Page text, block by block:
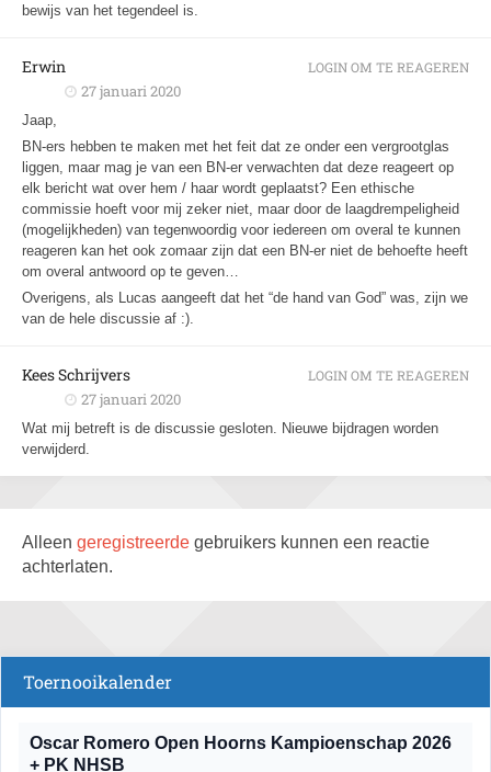
bewijs van het tegendeel is.
Erwin
27 januari 2020
Jaap,
BN-ers hebben te maken met het feit dat ze onder een vergrootglas
liggen, maar mag je van een BN-er verwachten dat deze reageert op
elk bericht wat over hem / haar wordt geplaatst? Een ethische
commissie hoeft voor mij zeker niet, maar door de laagdrempeligheid
(mogelijkheden) van tegenwoordig voor iedereen om overal te kunnen
reageren kan het ook zomaar zijn dat een BN-er niet de behoefte heeft
om overal antwoord op te geven…
Overigens, als Lucas aangeeft dat het “de hand van God” was, zijn we
van de hele discussie af :).
LOGIN OM TE REAGEREN
Kees Schrijvers
27 januari 2020
Wat mij betreft is de discussie gesloten. Nieuwe bijdragen worden
verwijderd.
LOGIN OM TE REAGEREN
Alleen geregistreerde gebruikers kunnen een reactie
achterlaten.
Toernooikalender
Oscar Romero Open Hoorns Kampioenschap 2026
+ PK NHSB